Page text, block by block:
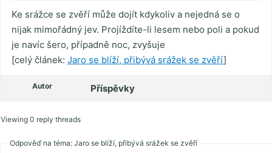
Ke srážce se zvěří může dojít kdykoliv a nejedná se o
nijak mimořádný jev. Projíždíte-li lesem nebo poli a pokud
je navíc šero, případně noc, zvyšuje
[celý článek: Jaro se blíží, přibývá srážek se zvěří]
Autor Příspěvky
Viewing 0 reply threads
Odpověď na téma: Jaro se blíží, přibývá srážek se zvěří